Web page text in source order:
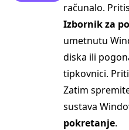
računalo.
Izbornik za
umetnutu
diska ili
tipkovnici.
Zatim
sustava
pokretanje.